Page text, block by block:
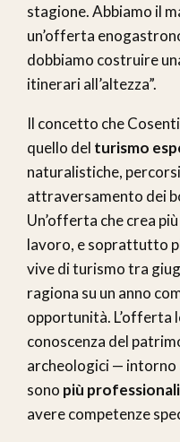
stagione. Abbiamo il
un’offerta
dobbiamo costruire
itinerari all’altezza”.
Il concetto che
quello del turismo
naturalistiche,
attraversamento dei
Un’offerta che crea
lavoro, e soprattutto
vive di turismo tra
ragiona su un anno
opportunità. L’offerta
conoscenza del
archeologici —
sono più
avere competenze